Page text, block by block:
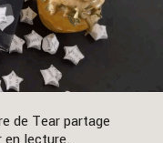
de Tear partage